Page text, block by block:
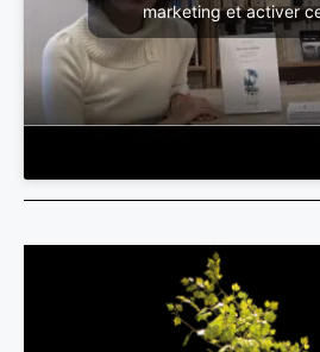
marketing et activer